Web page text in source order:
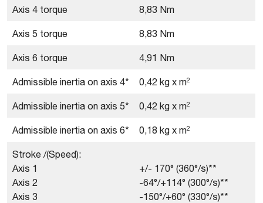
Axis 4 torque 8,83 Nm
Axis 5 torque 8,83 Nm
Axis 6 torque 4,91 Nm
Admissible inertia on axis 4* 0,42 kg x m2
Admissible inertia on axis 5* 0,42 kg x m2
Admissible inertia on axis 6* 0,18 kg x m2
Stroke /(Speed):
Axis 1
Axis 2
Axis 3
+/- 170° (360°/s)**
-64°/+114° (300°/s)**
-150°/+60° (330°/s)**